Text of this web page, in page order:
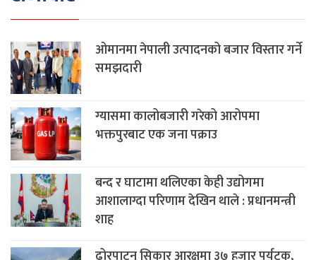
ओमानमा नेपाली उत्पादनको बजार विस्तार गर्ने
समझदारी
ग्यासमा कालोबजारी गरेको आरोपमा
भक्तपुरबाट एक जना पक्राउ
बन्द र घाटामा थलिएका केही उद्योगमा
आशालाग्दा परिणाम देखिन थाले : प्रधानमन्त्री
शाह